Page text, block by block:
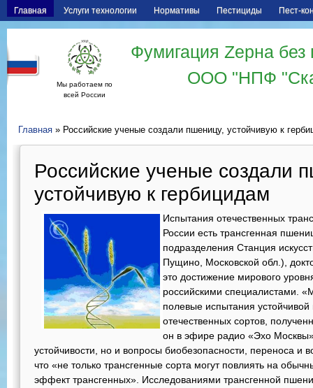
Главная Услуги технологии Нормативы Пестициды Пест-
Мы работаем по
всей России
Фумигация Zерна
ООО "НПФ
Главная » Российские ученые создали пшеницу, устойчивую к
Российские ученые создали
устойчивую к гербицидам
Испытания отечественных
России есть трансгенная
подразделения Станция
Пущино, Московской обл.),
это достижение мирового
российскими специалистами.
полевые испытания
отечественных сортов,
он в эфире радио «Эхо
устойчивости, но и вопросы биобезопасности, переноса и
что «не только трансгенные сорта могут повлиять на
эффект трансгенных». Исследованиями трансгенной